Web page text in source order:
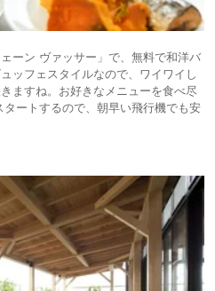
ーン ヴァッサー」で、無料で和洋バ
ッフェスタイルなので、ワイワイし
ますね。お好きなメニューを食べ尽
ートするので、朝早い飛行機でも安